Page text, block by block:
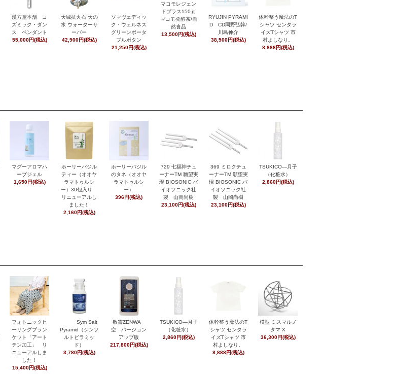
漢方堂本舗 コ
ズミック・ダン
ス ペンダント
55,000円(税込)
天城抗火石 天の
水 ウォーターサ
ーバー
42,900円(税込)
ソマヴェディッ
ク・ウェルネス
グリーンポータ
ブルボタン
21,250円(税込)
マコモレジェン
ドプラス150ｇ
マコモ発酵茶/自
然食品
13,500円(税込)
RYUJIN PYRAMI
D CD岡野弘幹/
川島伸介
38,500円(税込)
体幹整う魔法のT
シャツ センタラ
イズTシャツ 市
村よしなり。
8,888円(税込)
マグーアロマハ
ーブジェル
1,650円(税込)
ホーリーバジル
ティー（オオヤ
ラマトゥルシ
ー）30包入り
リニューアルし
ました！
2,160円(税込)
ホーリーバジル
のタネ（オオヤ
ラマトゥルシ
ー）
396円(税込)
729 七福神チュ
ーナーTM 願望実
現 BIOSONIC バ
イオソニック社
製 山岡尚樹
23,100円(税込)
369 ミロクチュ
ーナーTM 願望実
現 BIOSONIC バ
イオソニック社
製 山岡尚樹
23,100円(税込)
TSUKICO―月子
（化粧水）
2,860円(税込)
フォトニックヒ
ーリングブラン
ケット「アート
テン加工」 リ
ニューアルしま
した！
15,400円(税込)
Sym Salt
Pyramid（シンソ
ルトピラミッ
ド）
3,780円(税込)
数霊ZENWA
空 バージョン
アップ版
217,800円(税込)
TSUKICO―月子
（化粧水）
2,860円(税込)
体幹整う魔法のT
シャツ センタラ
イズTシャツ 市
村よしなり。
8,888円(税込)
模型 ミスマルノ
タマ X
36,300円(税込)